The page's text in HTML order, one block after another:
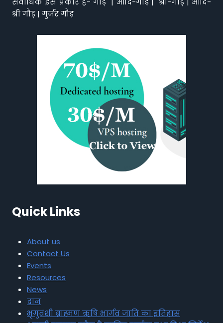
श्री गौड़ | गुर्जर गौड़
Quick Links
About us
Contact Us
Events
Resources
News
दान
भृगुवंशी ब्राह्मण ऋषि भार्गव जाति का इतिहास